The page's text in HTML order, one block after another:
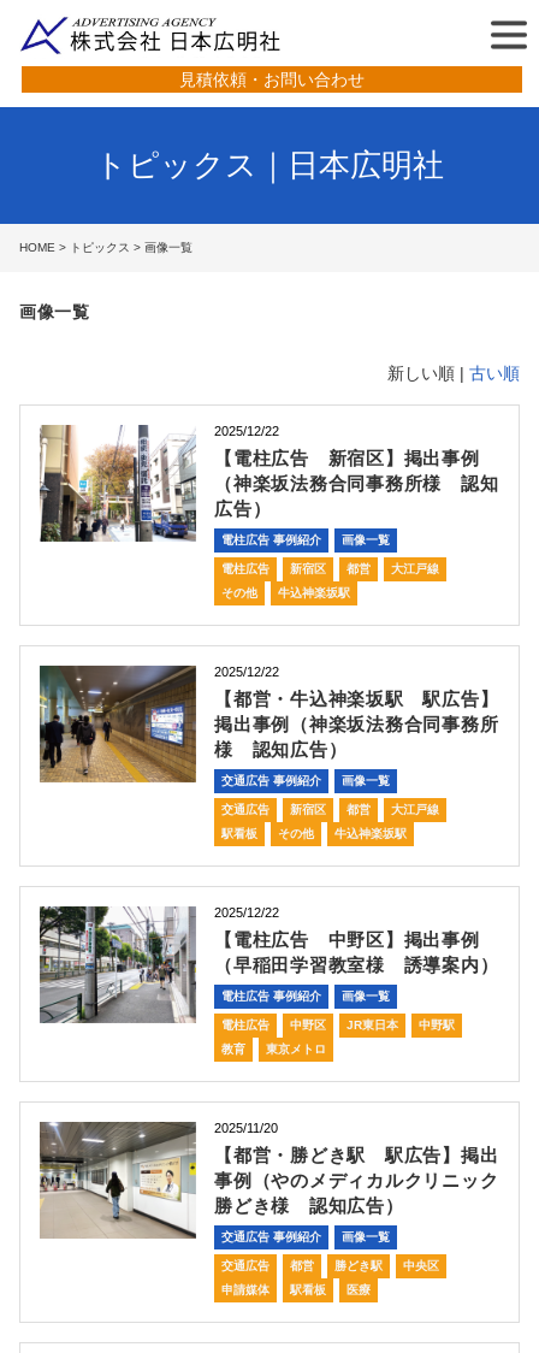
見積依頼・お問い合わせ
トピックス｜日本広明社
HOME > トピックス > 画像一覧
画像一覧
新しい順 | 古い順
2025/12/22
【電柱広告 新宿区】掲出事例
（神楽坂法務合同事務所様 認知
広告）
電柱広告 事例紹介 画像一覧
電柱広告 新宿区 都営
大江戸線
その他
牛込神楽坂駅
2025/12/22
【都営・牛込神楽坂駅 駅広告】
掲出事例（神楽坂法務合同事務所
様 認知広告）
交通広告 事例紹介 画像一覧
交通広告 新宿区 都営
大江戸線
駅看板
その他 牛込神楽坂駅
2025/12/22
【電柱広告 中野区】掲出事例
（早稲田学習教室様 誘導案内）
電柱広告 事例紹介 画像一覧
電柱広告 中野区 JR東日本
中野駅
教育
東京メトロ
2025/11/20
【都営・勝どき駅 駅広告】掲出
事例（やのメディカルクリニック
勝どき様 認知広告）
交通広告 事例紹介 画像一覧
交通広告 都営 勝どき駅
中央区
申請媒体
駅看板 医療